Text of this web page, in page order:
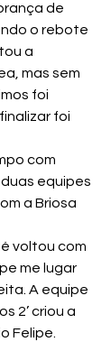
de
o rebote
a
mas sem
foi
foi
com
equipes
a Briosa
voltou com
me lugar
A equipe
2’ criou a
Felipe.